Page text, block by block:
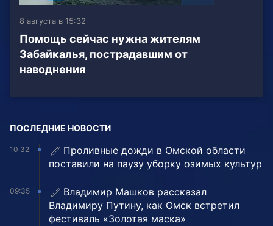
8 августа в 15:32
Помощь сейчас нужна жителям
Забайкалья, пострадавшим от
наводнения
ПОСЛЕДНИЕ НОВОСТИ
10:32
Проливные дожди в Омской области
поставили на паузу уборку озимых культур
09:35
Владимир Машков рассказал
Владимиру Путину, как Омск встретил
фестиваль «Золотая маска»